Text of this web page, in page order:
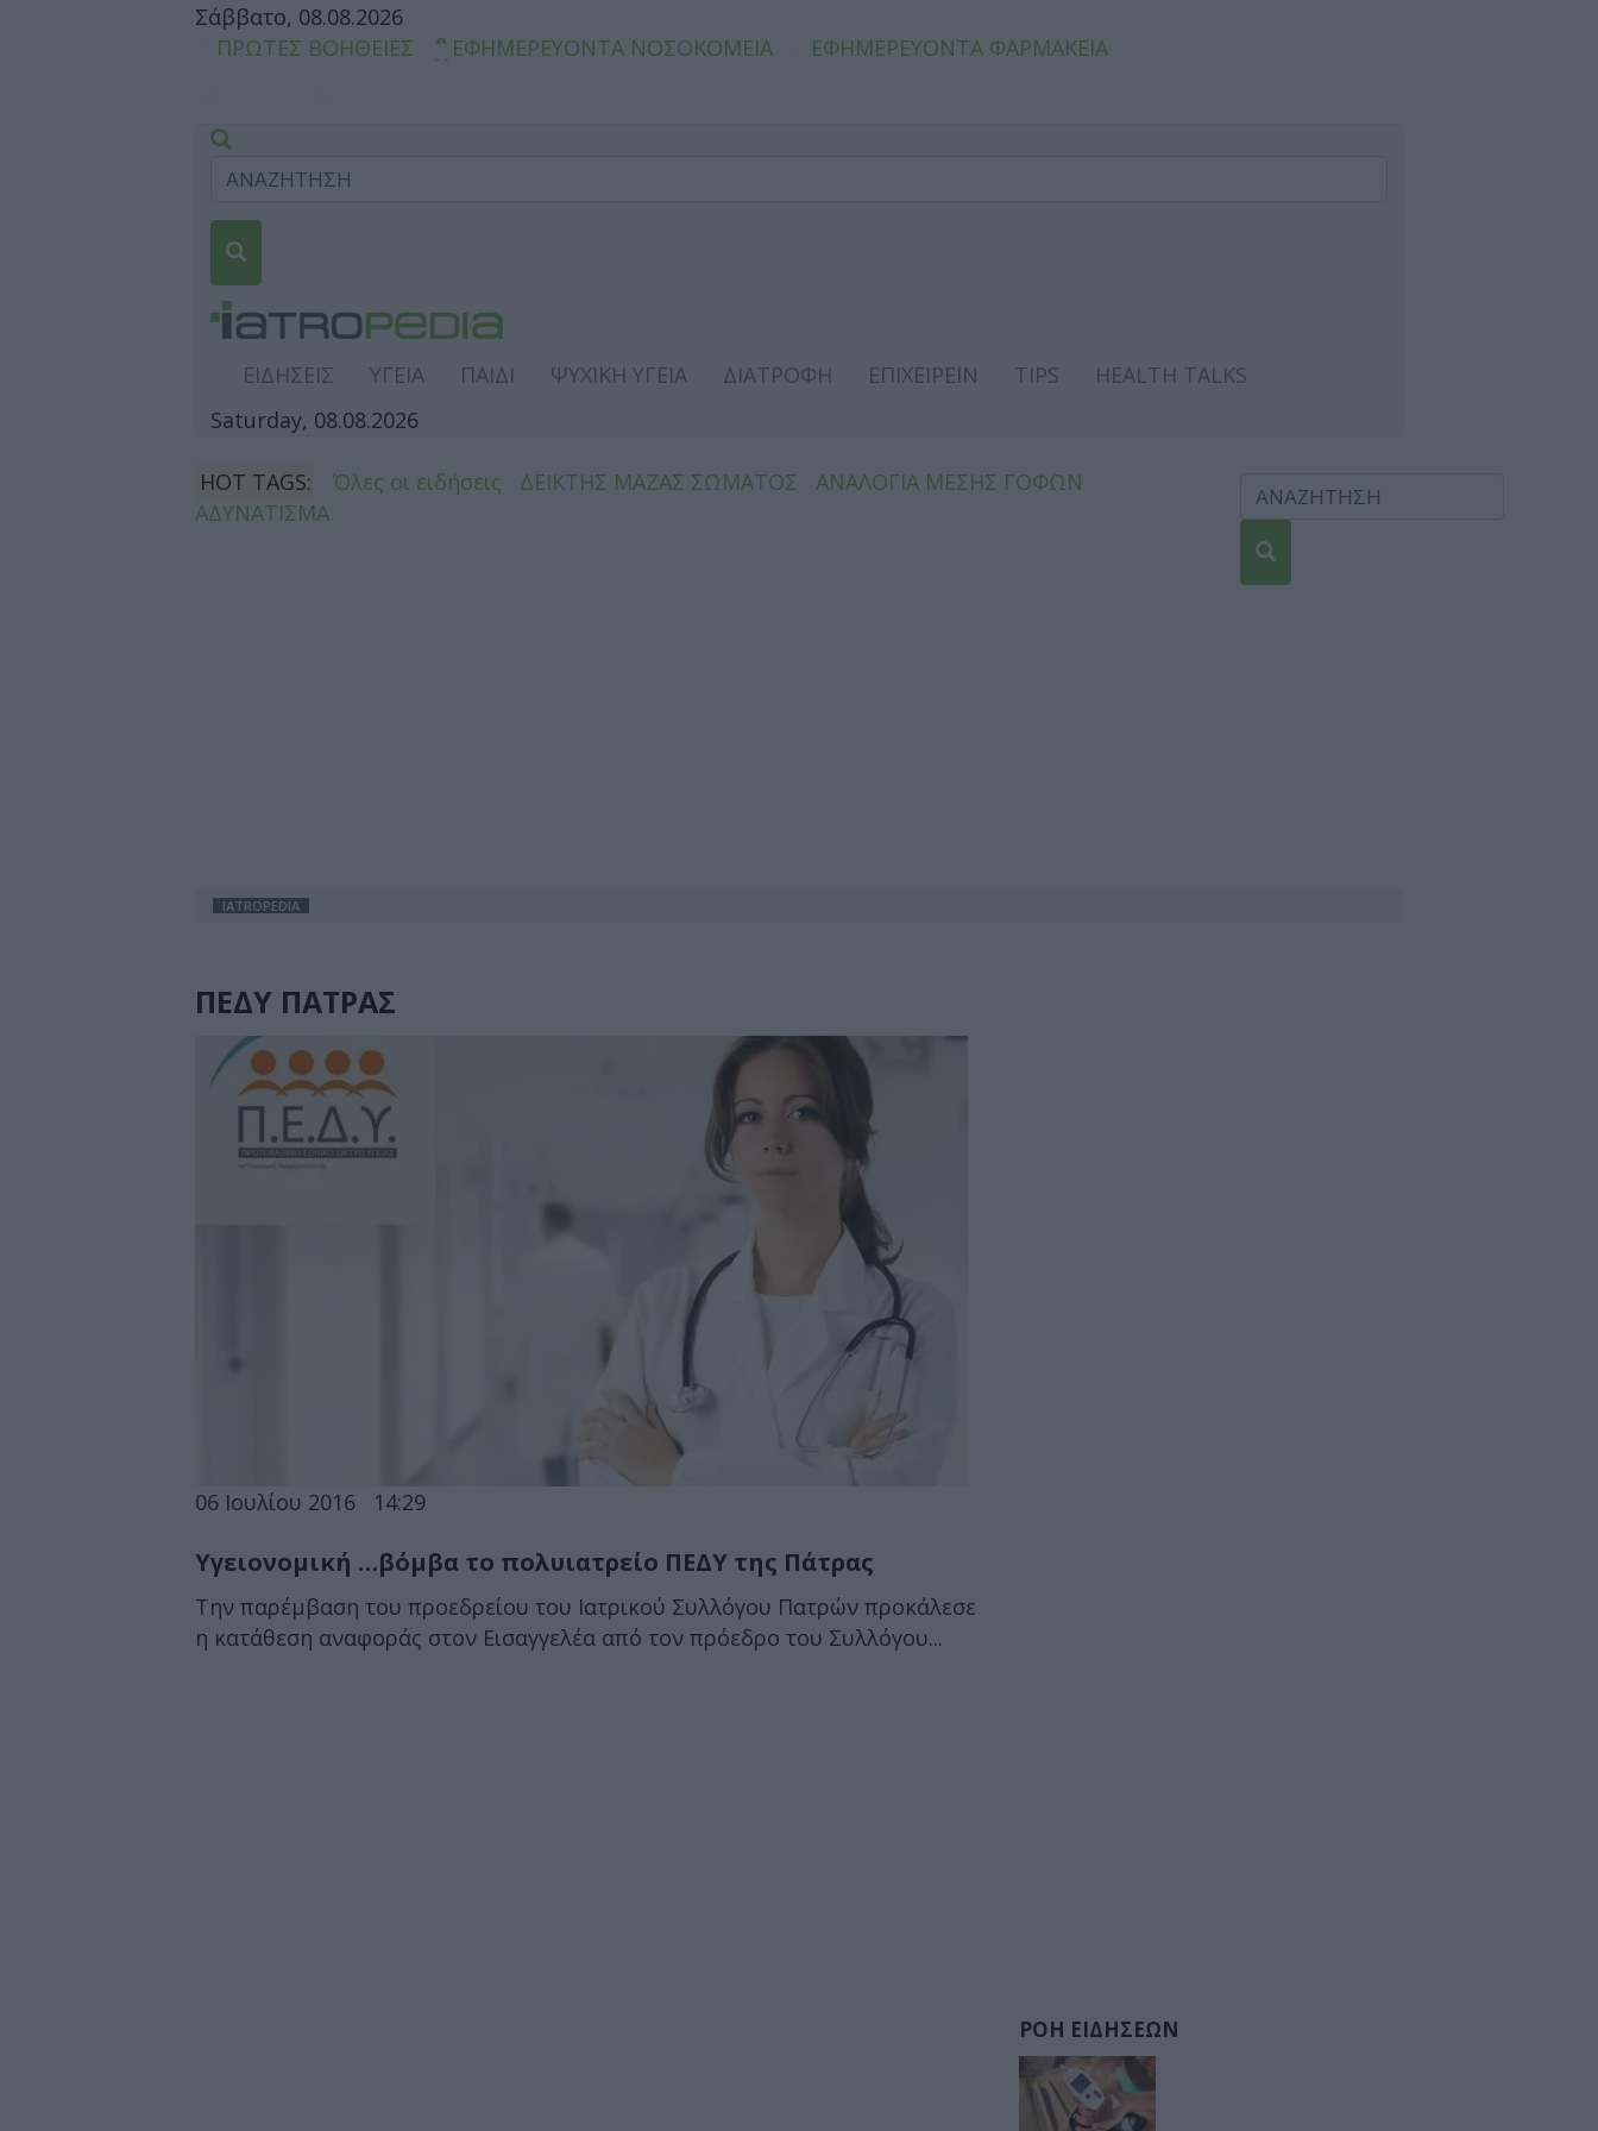
Σάββατο, 08.08.2026
ΠΡΩΤΕΣ ΒΟΗΘΕΙΕΣ
ΕΦΗΜΕΡΕΥΟΝΤΑ ΝΟΣΟΚΟΜΕΙΑ ΕΦΗΜΕΡΕΥΟΝΤΑ ΦΑΡΜΑΚΕΙΑ
ΕΙΔΗΣΕΙΣ ΥΓΕΙΑ ΠΑΙΔΙ ΨΥΧΙΚΗ ΥΓΕΙΑ ΔΙΑΤΡΟΦΗ ΕΠΙΧΕΙΡΕΙΝ TIPS
HEALTH TALKS
Saturday, 08.08.2026
HOT TAGS: Όλες οι ειδήσεις ΔΕΙΚΤΗΣ ΜΑΖΑΣ ΣΩΜΑΤΟΣ
ΑΝΑΛΟΓΙΑ ΜΕΣΗΣ ΓΟΦΩΝ
ΑΔΥΝΑΤΙΣΜΑ
IATROPEDIA
ΠΕΔΥ ΠΑΤΡΑΣ
06 Ιουλίου 2016 14:29
Υγειονομική …βόμβα το πολυιατρείο ΠΕΔΥ της Πάτρας
Την παρέμβαση του προεδρείου του Ιατρικού Συλλόγου Πατρών προκάλεσε
η κατάθεση αναφοράς στον Εισαγγελέα από τον πρόεδρο του Συλλόγου...
ΡΟΗ ΕΙΔΗΣΕΩΝ